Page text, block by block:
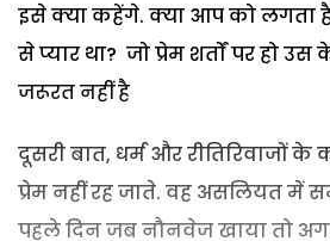
इसे क्या कहेंगे. क्या आप को लगता
से प्यार था? जो प्रेम शर्तों पर हो
जरूरत नहीं है
दूसरी बात, धर्म और रीतिरिवाजों के
प्रेम नहीं रह जाते. वह असलियत में
पहले दिन जब नौनवेज खाया तो